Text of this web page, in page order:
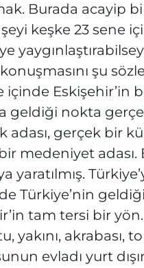
Burada acayip
keşke 23 sene
şu
içinde Eskişehir’in
geldiği nokta
adası, gerçek bir
medeniyet adası.
yaratılmış.
Türkiye’nin
tam tersi bir
yakını, akrabası,
evladı yurt